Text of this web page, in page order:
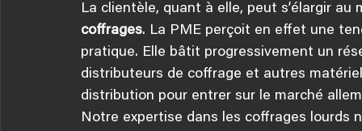
La clientèle, quant à elle, peut s’élargir au
coffrages. La PME perçoit en effet une
pratique. Elle bâtit progressivement un
distributeurs de coffrage et autres
distribution pour entrer sur le marché
Notre expertise dans les coffrages lourds